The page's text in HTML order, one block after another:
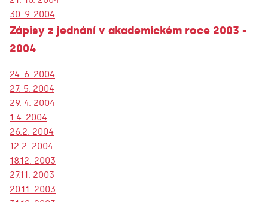
30. 9. 2004
Zápisy z jednání v akademickém roce 2003 -
2004
24. 6. 2004
27. 5. 2004
29. 4. 2004
1.4. 2004
26.2. 2004
12.2. 2004
18.12. 2003
27.11. 2003
20.11. 2003